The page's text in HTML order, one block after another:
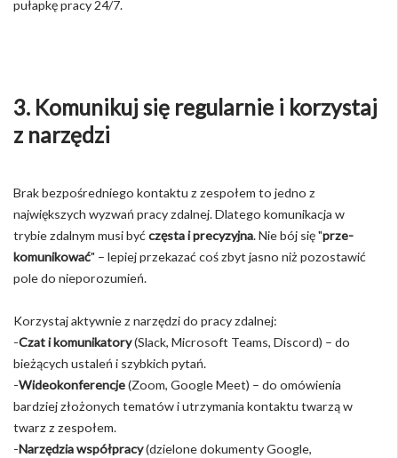
pułapkę pracy 24/7.
3. Komunikuj się regularnie i korzystaj
z narzędzi
Brak bezpośredniego kontaktu z zespołem to jedno z
największych wyzwań pracy zdalnej. Dlatego komunikacja w
trybie zdalnym musi być częsta i precyzyjna. Nie bój się "prze-
komunikować" – lepiej przekazać coś zbyt jasno niż pozostawić
pole do nieporozumień.
Korzystaj aktywnie z narzędzi do pracy zdalnej:
-Czat i komunikatory(Slack, Microsoft Teams, Discord) – do
bieżących ustaleń i szybkich pytań.
-Wideokonferencje(Zoom, Google Meet) – do omówienia
bardziej złożonych tematów i utrzymania kontaktu twarzą w
twarz z zespołem.
-Narzędzia współpracy(dzielone dokumenty Google,